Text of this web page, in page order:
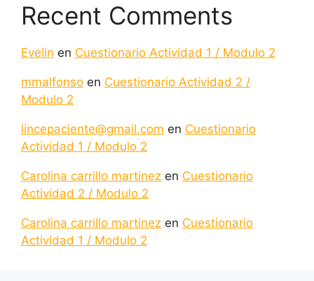
Recent Comments
Evelin en Cuestionario Actividad 1 / Modulo 2
mmalfonso en Cuestionario Actividad 2 /
Modulo 2
lincepaciente@gmail.com en Cuestionario
Actividad 1 / Modulo 2
Carolina carrillo martinez en Cuestionario
Actividad 2 / Modulo 2
Carolina carrillo martinez en Cuestionario
Actividad 1 / Modulo 2